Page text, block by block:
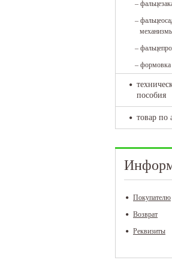
–
–
–
– формовка
пособия
товар по
Покупателю
Возврат
Реквизиты